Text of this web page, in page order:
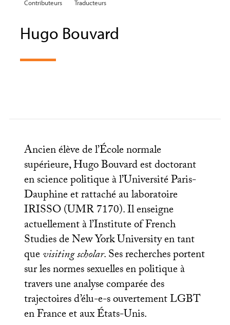
Contributeurs Traducteurs
Hugo Bouvard
Ancien élève de l’École normale
supérieure, Hugo Bouvard est doctorant
en science politique à l’Université Paris-
Dauphine et rattaché au laboratoire
IRISSO(UMR7170). Il enseigne
actuellement à l’Institute of French
Studies de New York University en tant
quevisiting scholar. Ses recherches portent
sur les normes sexuelles en politique à
travers une analyse comparée des
trajectoires d’élu-e-s ouvertementLGBT
en France et aux États-Unis.